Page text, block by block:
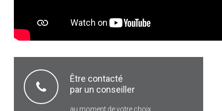
Être contacté
par un conseiller
au moment de votre choix